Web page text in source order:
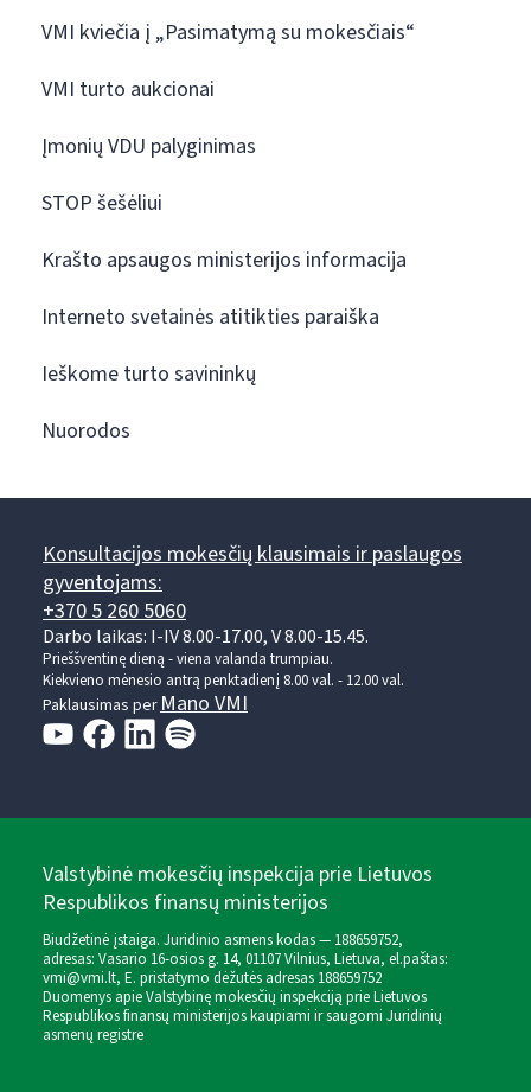
VMI kviečia į „Pasimatymą su mokesčiais“
VMI turto aukcionai
Įmonių VDU palyginimas
STOP šešėliui
Krašto apsaugos ministerijos informacija
Interneto svetainės atitikties paraiška
Ieškome turto savininkų
Nuorodos
Konsultacijos mokesčių klausimais ir paslaugos
gyventojams:
+370 5 260 5060
Darbo laikas: I-IV 8.00-17.00, V 8.00-15.45.
Prieššventinę dieną - viena valanda trumpiau.
Kiekvieno mėnesio antrą penktadienį 8.00 val. - 12.00 val.
Paklausimas perMano VMI
Valstybinė mokesčių inspekcija prie Lietuvos
Respublikos finansų ministerijos
Biudžetinė įstaiga. Juridinio asmens kodas — 188659752,
adresas: Vasario 16-osios g. 14, 01107 Vilnius, Lietuva, el.paštas:
vmi@vmi.lt, E. pristatymo dėžutės adresas 188659752
Duomenys apie Valstybinę mokesčių inspekciją prie Lietuvos
Respublikos finansų ministerijos kaupiami ir saugomi Juridinių
asmenų registre